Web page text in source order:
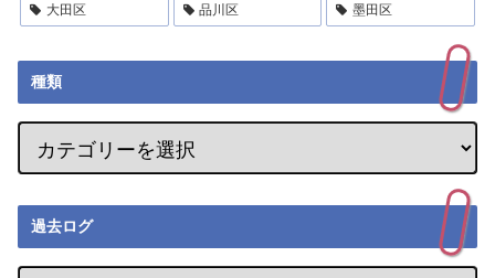
大田区 品川区 墨田区
種類
過去ログ